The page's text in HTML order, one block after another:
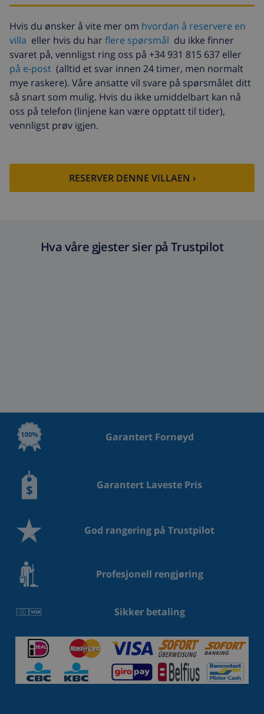
Ekstra rengjøring
basert på energiforbruk
(USD 52,77/HOUR)
Avbestillingsdepositum:
4.80% av totalbeløp
Hvis du ønsker å vite mer om hvordan å reservere en
villa eller hvis du har flere spørsmål du ikke finner
svaret på, vennligst ring oss på +34 931 815 637 eller
på e-post (alltid et svar innen 24 timer, men normalt
mye raskere). Våre ansatte vil svare på spørsmålet ditt
så snart som mulig. Hvis du ikke umiddelbart kan nå
oss på telefon (linjene kan være opptatt til tider),
vennligst prøv igjen.
RESERVER DENNE VILLAEN ›
Hva våre gjester sier på Trustpilot
Garantert Fornøyd
Garantert Laveste Pris
God rangering på Trustpilot
Profesjonell rengjøring
Sikker betaling